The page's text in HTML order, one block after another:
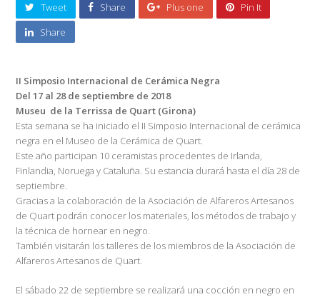
Tweet Share Plus one
Pin It
Share
II Simposio Internacional de Cerámica Negra
Del 17 al 28 de septiembre de 2018
Museu de la Terrissa de Quart (Girona)
Esta semana se ha iniciado el II Simposio Internacional de cerámica
negra en el Museo de la Cerámica de Quart.
Este año participan 10 ceramistas procedentes de Irlanda,
Finlandia, Noruega y Cataluña. Su estancia durará hasta el día 28 de
septiembre.
Gracias a la colaboración de la Asociación de Alfareros Artesanos
de Quart podrán conocer los materiales, los métodos de trabajo y
la técnica de hornear en negro.
También visitarán los talleres de los miembros de la Asociación de
Alfareros Artesanos de Quart.
El sábado 22 de septiembre se realizará una cocción en negro en